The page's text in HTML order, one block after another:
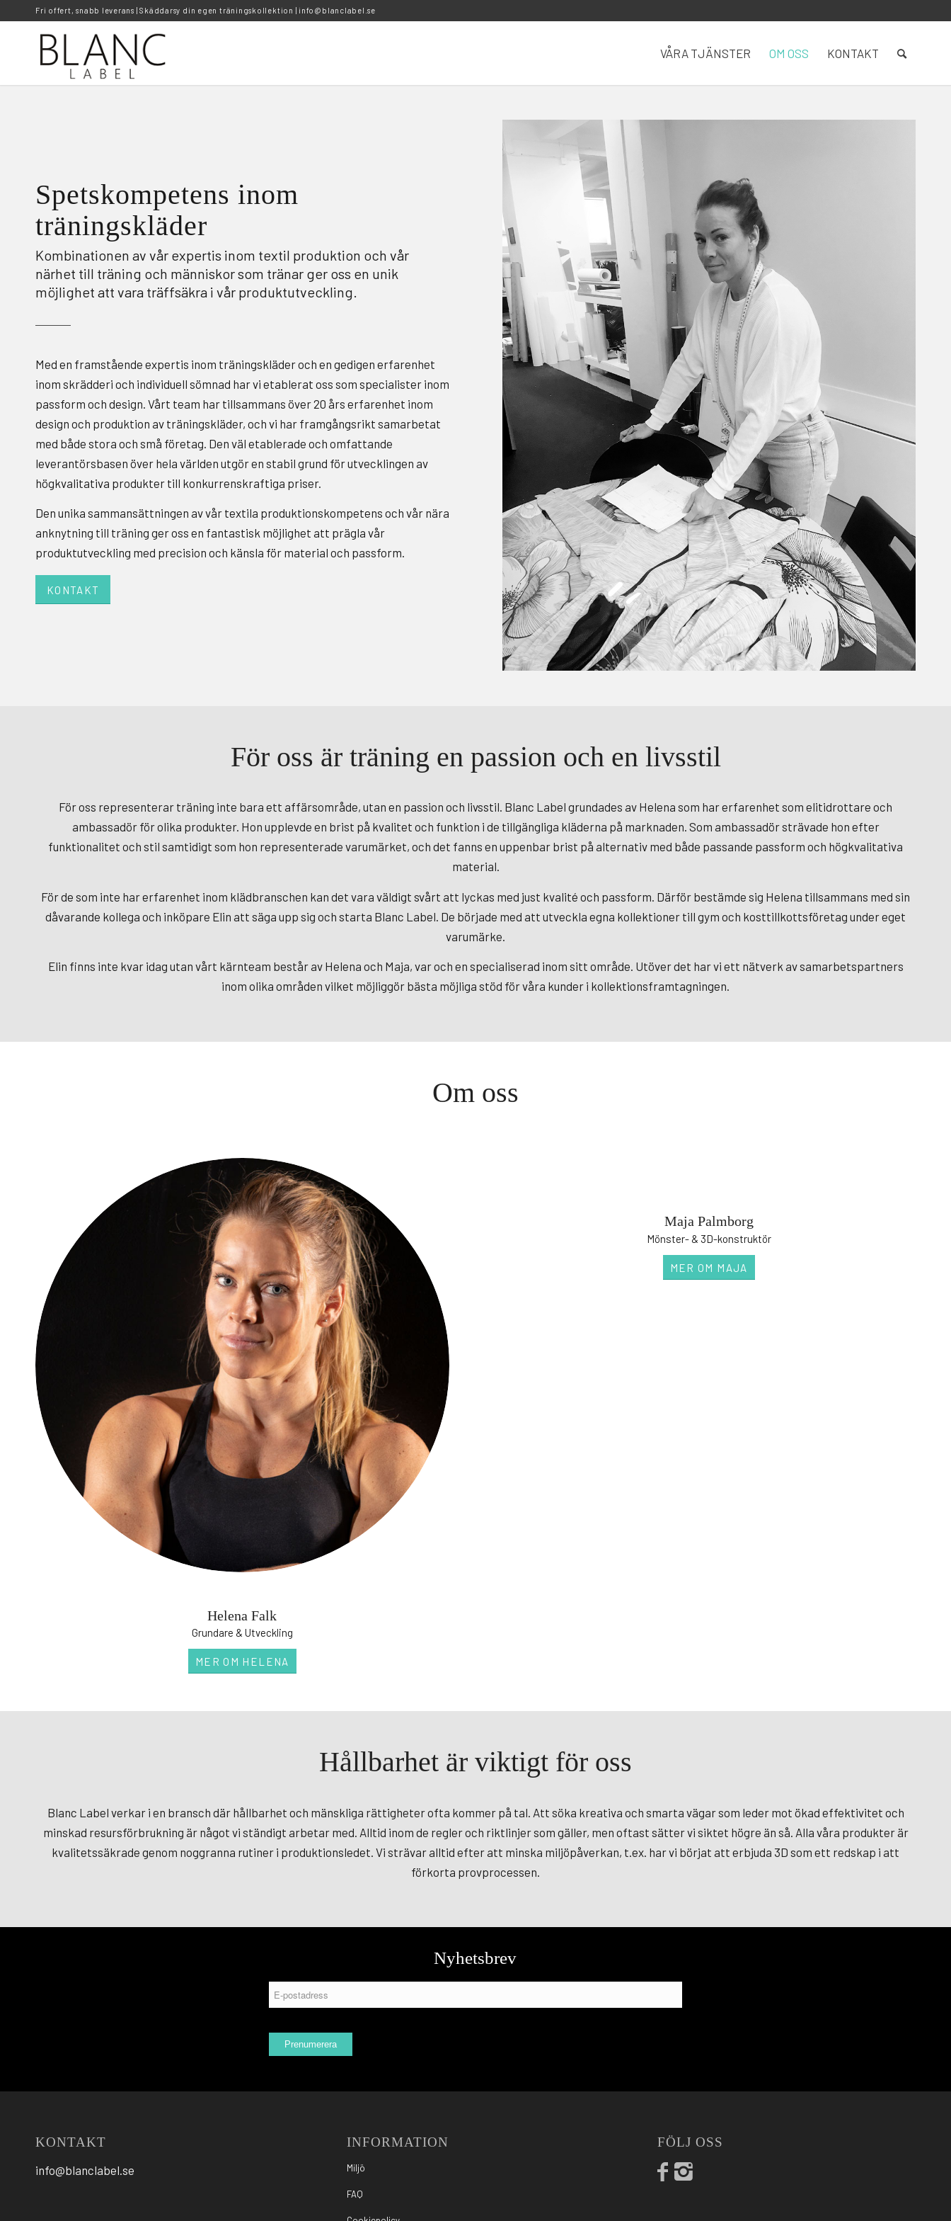
Fri offert, snabb leverans | Skäddarsy din egen träningskollektion | info@blanclabel.se
VÅRA TJÄNSTER OM OSS KONTAKT
Spetskompetens inom
träningskläder
Kombinationen av vår expertis inom textil produktion och vår
närhet till träning och människor som tränar ger oss en unik
möjlighet att vara träffsäkra i vår produktutveckling.
Med en framstående expertis inom träningskläder och en gedigen erfarenhet
inom skrädderi och individuell sömnad har vi etablerat oss som specialister inom
passform och design. Vårt team har tillsammans över 20 års erfarenhet inom
design och produktion av träningskläder, och vi har framgångsrikt samarbetat
med både stora och små företag. Den väl etablerade och omfattande
leverantörsbasen över hela världen utgör en stabil grund för utvecklingen av
högkvalitativa produkter till konkurrenskraftiga priser.
Den unika sammansättningen av vår textila produktionskompetens och vår nära
anknytning till träning ger oss en fantastisk möjlighet att prägla vår
produktutveckling med precision och känsla för material och passform.
KONTAKT
För oss är träning en passion och en livsstil
För oss representerar träning inte bara ett affärsområde, utan en passion och livsstil. Blanc Label grundades av Helena som har erfarenhet som elitidrottare och
ambassadör för olika produkter. Hon upplevde en brist på kvalitet och funktion i de tillgängliga kläderna på marknaden. Som ambassadör strävade hon efter
funktionalitet och stil samtidigt som hon representerade varumärket, och det fanns en uppenbar brist på alternativ med både passande passform och högkvalitativa
material.
För de som inte har erfarenhet inom klädbranschen kan det vara väldigt svårt att lyckas med just kvalité och passform. Därför bestämde sig Helena tillsammans med sin
dåvarande kollega och inköpare Elin att säga upp sig och starta Blanc Label. De började med att utveckla egna kollektioner till gym och kosttillkottsföretag under eget
varumärke.
Elin finns inte kvar idag utan vårt kärnteam består av Helena och Maja, var och en specialiserad inom sitt område. Utöver det har vi ett nätverk av samarbetspartners
inom olika områden vilket möjliggör bästa möjliga stöd för våra kunder i kollektionsframtagningen.
Om oss
Helena Falk
Grundare & Utveckling
MER OM HELENA
Maja Palmborg
Mönster- & 3D-konstruktör
MER OM MAJA
Hållbarhet är viktigt för oss
Blanc Label verkar i en bransch där hållbarhet och mänskliga rättigheter ofta kommer på tal. Att söka kreativa och smarta vägar som leder mot ökad effektivitet och
minskad resursförbrukning är något vi ständigt arbetar med. Alltid inom de regler och riktlinjer som gäller, men oftast sätter vi siktet högre än så. Alla våra produkter är
kvalitetssäkrade genom noggranna rutiner i produktionsledet. Vi strävar alltid efter att minska miljöpåverkan, t.ex. har vi börjat att erbjuda 3D som ett redskap i att
förkorta provprocessen.
Nyhetsbrev
KONTAKT
info@blanclabel.se
INFORMATION
Miljö
FAQ
FÖLJ OSS